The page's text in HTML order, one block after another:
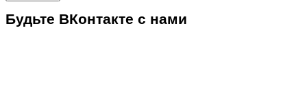
Будьте ВКонтакте с нами